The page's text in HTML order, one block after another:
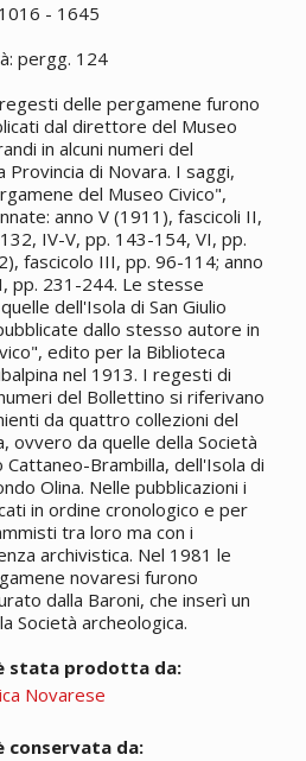
- 1645
pergg. 124
delle pergamene furono
dal direttore del Museo
in alcuni numeri del
di Novara. I saggi,
del Museo Civico",
anno V (1911), fascicoli II,
IV-V, pp. 143-154, VI, pp.
fascicolo III, pp. 96-114; anno
pp. 231-244. Le stesse
dell'Isola di San Giulio
dallo stesso autore in
edito per la Biblioteca
nel 1913. I regesti di
del Bollettino si riferivano
da quattro collezioni del
ovvero da quelle della Società
Brambilla, dell'Isola di
Olina. Nelle pubblicazioni i
in ordine cronologico e per
tra loro ma con i
archivistica. Nel 1981 le
novaresi furono
dalla Baroni, che inserì un
Società archeologica.
stata prodotta da:
Novarese
conservata da: